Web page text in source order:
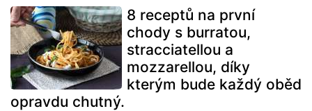
8 receptů na první
chody s burratou,
stracciatellou a
mozzarellou, díky
kterým bude každý oběd
opravdu chutný.